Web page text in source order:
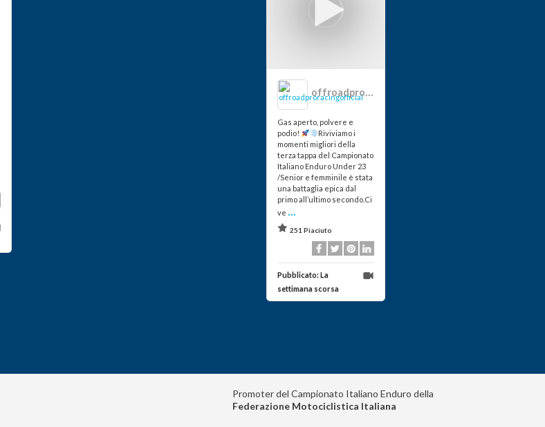
offroadproracingofficial
Gas aperto, polvere e
podio!
Riviviamo i
momenti migliori della
terza tappa del Campionato
Italiano Enduro Under 23
/Senior e femminile è stata
una battaglia epica dal
primo all’ultimo secondo.Ci
ve ...
251 Piaciuto
Pubblicato:La
settimana scorsa
Promoter del Campionato Italiano Enduro della
Federazione Motociclistica Italiana